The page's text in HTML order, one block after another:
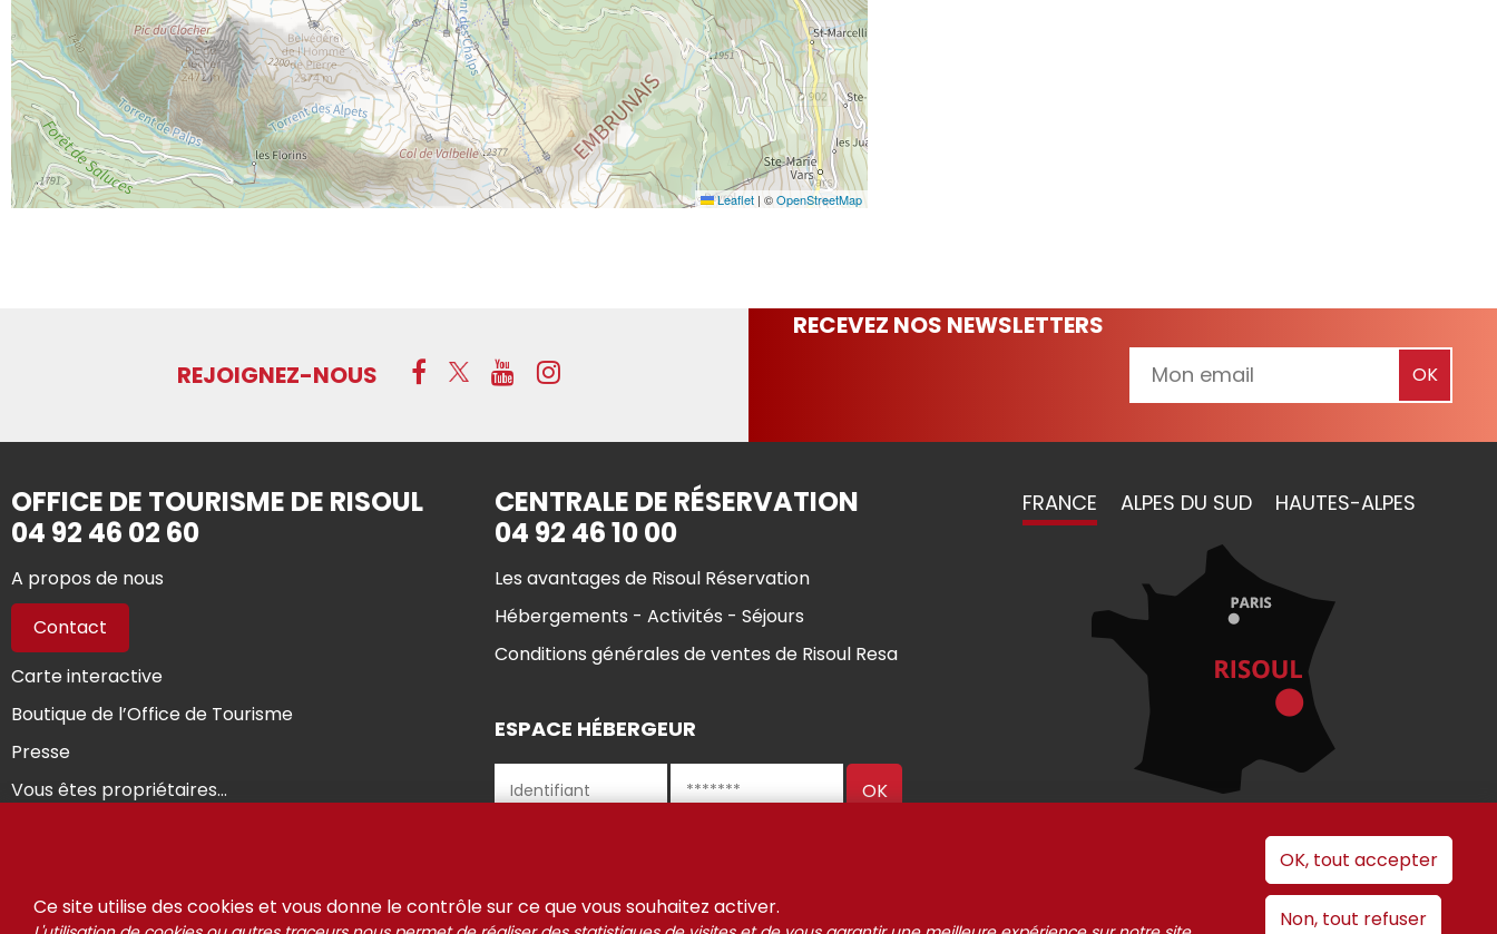
Leaflet | ©OpenStreetMap
REJOIGNEZ-NOUS
RECEVEZ NOS NEWSLETTERS
OFFICE DE TOURISME DE RISOUL
04 92 46 02 60
A propos de nous
Contact
Carte interactive
Boutique de l’Office de Tourisme
Presse
Vous êtes propriétaires...
CENTRALE DE RÉSERVATION
04 92 46 10 00
Les avantages de Risoul Réservation
Hébergements - Activités - Séjours
Conditions générales de ventes de Risoul Resa
ESPACE HÉBERGEUR
FRANCE ALPES DU SUD HAUTES-ALPES
Ce site utilise des cookies et vous donne le contrôle sur ce que vous souhaitez activer.
OK, tout accepter
Non, tout refuser